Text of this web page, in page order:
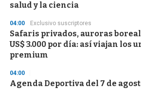
salud y la ciencia
04:00 Exclusivo suscriptores
Safaris privados, auroras
US$ 3.000 por día: así viajan los
premium
04:00
Agenda Deportiva del 7 de